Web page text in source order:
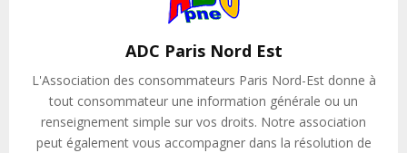
ADC Paris Nord Est
L'Association des consommateurs Paris Nord-Est donne à
tout consommateur une information générale ou un
renseignement simple sur vos droits. Notre association
peut également vous accompagner dans la résolution de